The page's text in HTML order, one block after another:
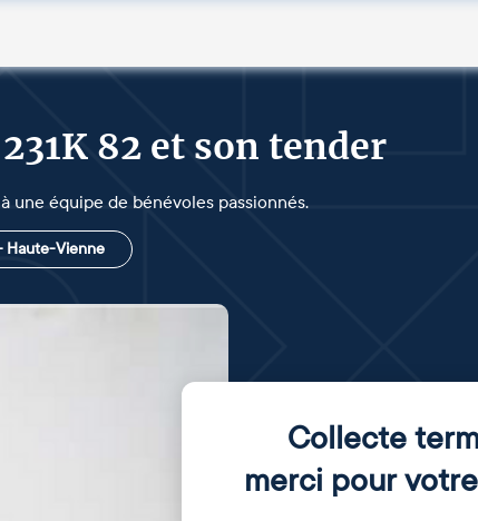
82 et son tender
une équipe de bénévoles passionnés.
Haute-Vienne
Collecte
merci pour